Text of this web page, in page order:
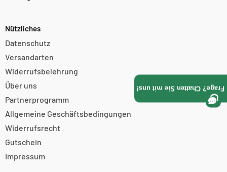
Nützliches
Datenschutz
Versandarten
Widerrufsbelehrung
Über uns
Partnerprogramm
Allgemeine Geschäftsbedingungen
Widerrufsrecht
Gutschein
Impressum
Frage? Chatten Sie mit uns!